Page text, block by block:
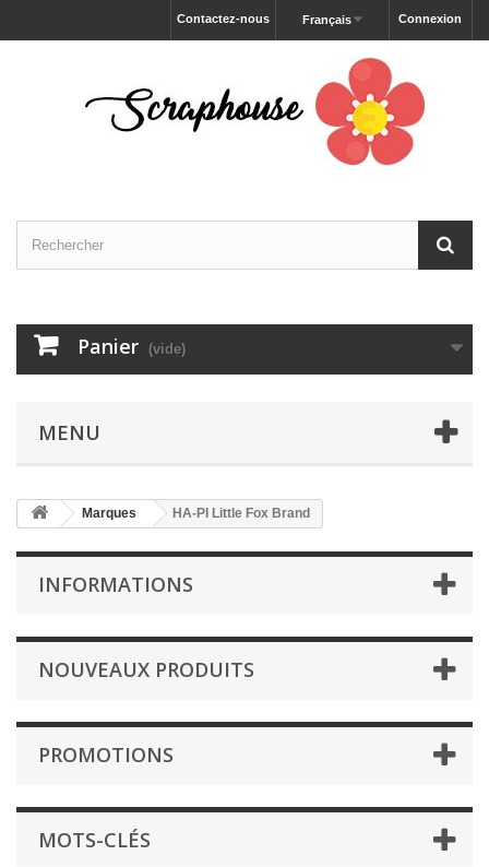
Connexion
Français
Contactez-nous
Panier (vide)
MENU
Marques HA-PI Little Fox Brand
INFORMATIONS
NOUVEAUX PRODUITS
PROMOTIONS
MOTS-CLÉS